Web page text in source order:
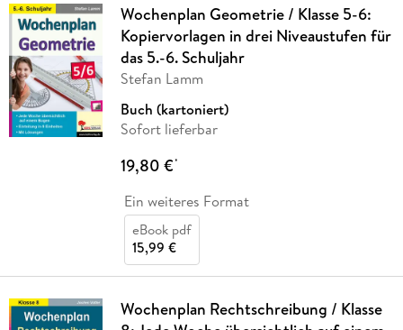
Wochenplan Geometrie / Klasse 5-6:
Kopiervorlagen in drei Niveaustufen für
das 5.-6. Schuljahr
Stefan Lamm
Buch (kartoniert)
Sofort lieferbar
19,80 €*
Ein weiteres Format
eBook pdf
15,99 €
Wochenplan Rechtschreibung / Klasse